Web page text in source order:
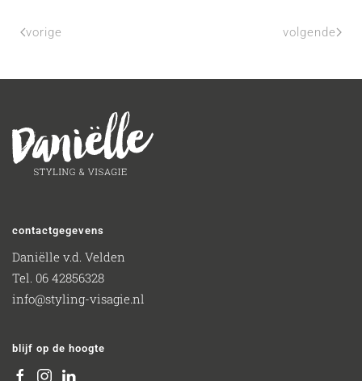
vorige volgende
contactgegevens
Daniëlle v.d. Velden
Tel. 06 42856328
info@styling-visagie.nl
blijf op de hoogte